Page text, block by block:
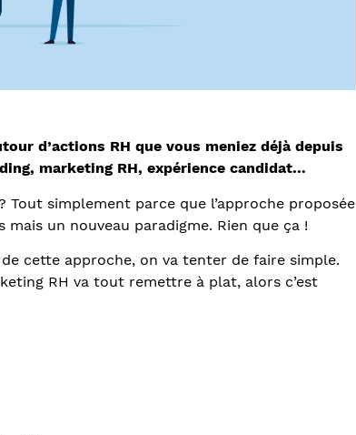
d’actions RH que vous meniez déjà depuis
marketing RH, expérience candidat…
simplement parce que l’approche proposée
un nouveau paradigme. Rien que ça !
cette approche, on va tenter de faire simple.
RH va tout remettre à plat, alors c’est